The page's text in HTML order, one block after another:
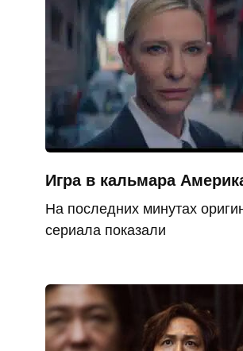
Игра в кальмара
На последних минутах
сериала показали